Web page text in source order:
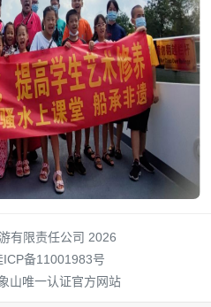
有限责任公司 2026
ICP备11001983号
山唯一认证官方网站